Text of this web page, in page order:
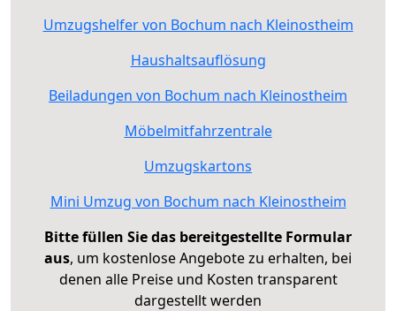
Umzugshelfer von Bochum nach Kleinostheim
Haushaltsauflösung
Beiladungen von Bochum nach Kleinostheim
Möbelmitfahrzentrale
Umzugskartons
Mini Umzug von Bochum nach Kleinostheim
Bitte füllen Sie das bereitgestellte Formular
aus, um kostenlose Angebote zu erhalten, bei
denen alle Preise und Kosten transparent
dargestellt werden